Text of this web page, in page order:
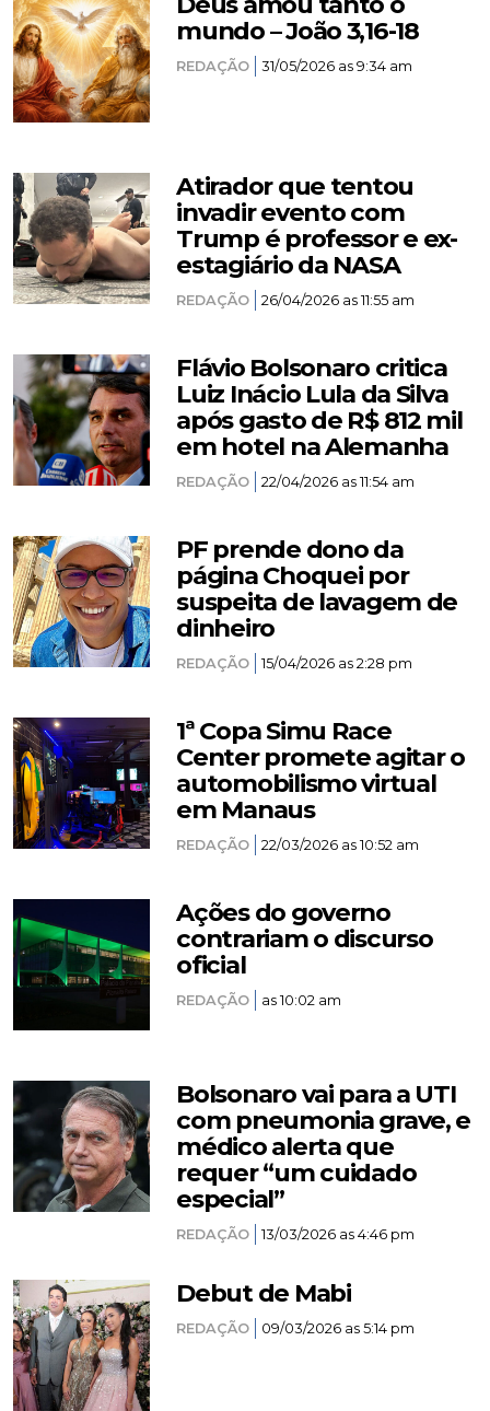
mundo – João 3,16-18
REDAÇÃO 31/05/2026 as 9:34 am
Atirador que tentou
invadir evento com
Trump é professor e ex-
estagiário da NASA
REDAÇÃO 26/04/2026 as 11:55 am
Flávio Bolsonaro critica
Luiz Inácio Lula da Silva
após gasto de R$ 812 mil
em hotel na Alemanha
REDAÇÃO 22/04/2026 as 11:54 am
PF prende dono da
página Choquei por
suspeita de lavagem de
dinheiro
REDAÇÃO 15/04/2026 as 2:28 pm
1ª Copa Simu Race
Center promete agitar o
automobilismo virtual
em Manaus
REDAÇÃO 22/03/2026 as 10:52 am
Ações do governo
contrariam o discurso
oficial
REDAÇÃO as 10:02 am
Bolsonaro vai para a UTI
com pneumonia grave, e
médico alerta que
requer “um cuidado
especial”
REDAÇÃO 13/03/2026 as 4:46 pm
Debut de Mabi
REDAÇÃO 09/03/2026 as 5:14 pm